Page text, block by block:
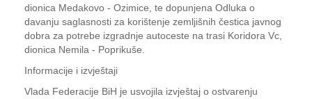
dionica Medakovo - Ozimice, te dopunjena Odluka o
davanju saglasnosti za korištenje zemljišnih čestica javnog
dobra za potrebe izgradnje autoceste na trasi Koridora Vc,
dionica Nemila - Poprikuše.
Informacije i izvještaji
Vlada Federacije BiH je usvojila izvještaj o ostvarenju